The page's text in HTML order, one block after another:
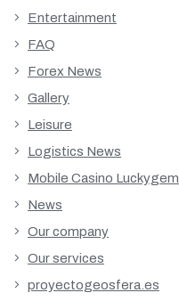
Entertainment
FAQ
Forex News
Gallery
Leisure
Logistics News
Mobile Casino Luckygem
News
Our company
Our services
proyectogeosfera.es